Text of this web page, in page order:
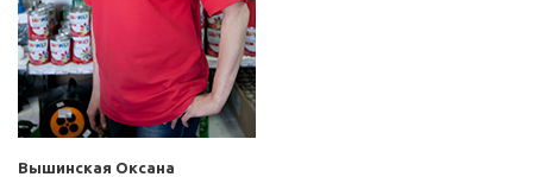
Вышинская Оксана